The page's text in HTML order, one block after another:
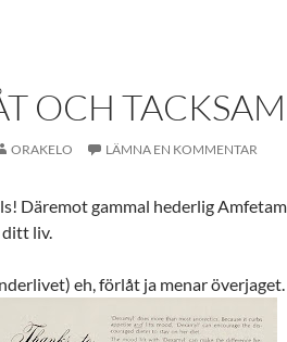
OCH TACKSAM
ORAKELO LÄMNA EN KOMMENTAR
Däremot gammal hederlig
liv.
eh, förlåt ja menar överjaget.